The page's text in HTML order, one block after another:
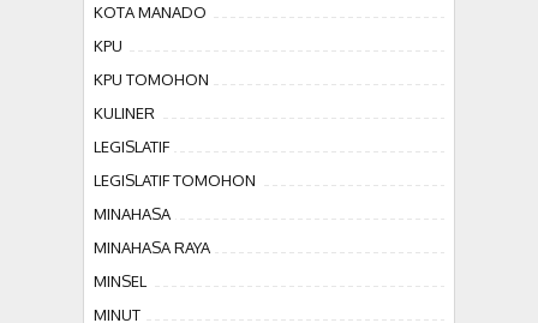
KOTA MANADO
KPU
KPU TOMOHON
KULINER
LEGISLATIF
LEGISLATIF TOMOHON
MINAHASA
MINAHASA RAYA
MINSEL
MINUT